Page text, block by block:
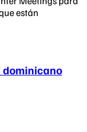
están
dominicano